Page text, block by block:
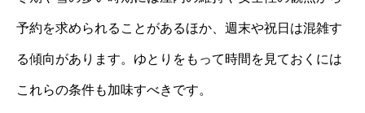
予約を求められることがあるほか、週末や祝日は混雑す
る傾向があります。ゆとりをもって時間を見ておくには
これらの条件も加味すべきです。